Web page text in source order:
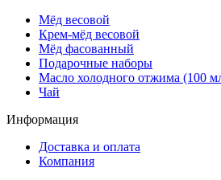
Мёд весовой
Крем-мёд весовой
Мёд фасованный
Подарочные наборы
Масло холодного отжима (100
Чай
Информация
Доставка и оплата
Компания